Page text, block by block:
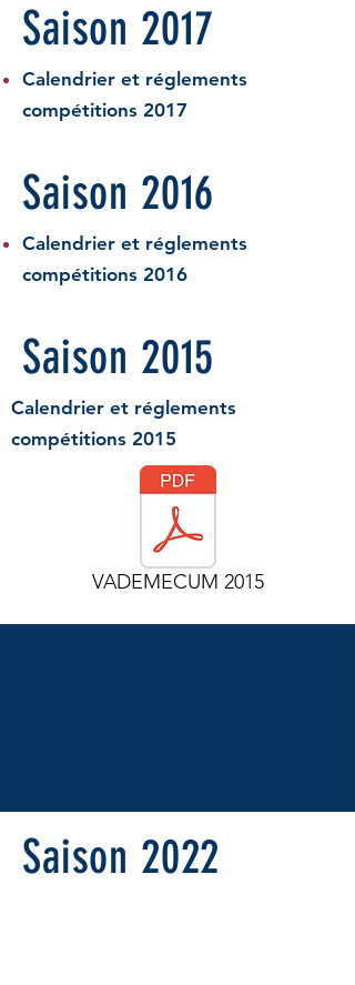
Saison 2017
Calendrier et réglements
compétitions 2017
Saison 2016
Calendrier et réglements
compétitions 2016
Saison 2015
Calendrier et réglements
compétitions 2015
VADEMECUM 2015
Saison 2022